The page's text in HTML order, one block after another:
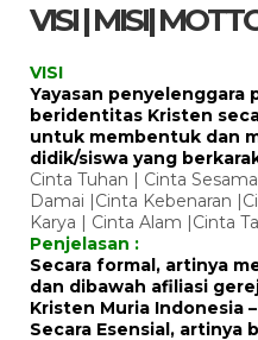
VISI | MISI|
VISI
Yayasan penyelenggara
beridentitas Kristen
untuk membentuk dan
didik/siswa yang
Cinta Tuhan | Cinta
Damai |Cinta Kebenaran
Karya | Cinta Alam |Cinta
Penjelasan :
Secara formal, artinya
dan dibawah afiliasi
Kristen Muria Indonesia –
Secara Esensial, artinya